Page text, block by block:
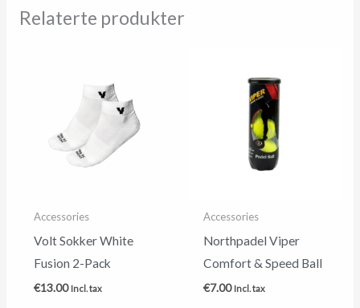
Relaterte produkter
Accessories
Volt Sokker White
Fusion 2-Pack
€13.00 Incl. tax
Accessories
Northpadel Viper
Comfort & Speed Ball
€7.00 Incl. tax